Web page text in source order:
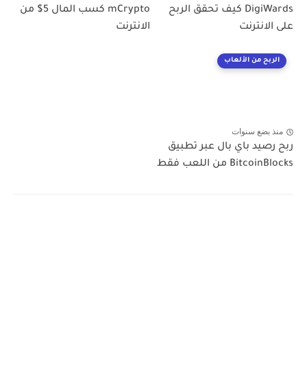
DigiWards كيف تحقق الربح
على الانترنت
mCrypto كسب المال 5$ من
الانترنت
الربح من الألعاب
منذ بضع سنوات
ربح رصيد باي بال عبر تطبيق
BitcoinBlocks من اللعب فقط